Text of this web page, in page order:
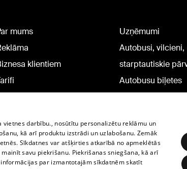
mums
klientiem
reklāma
lietošanas
Uzņēmumi
Autobusi, vilcieni,
starptautiskie
Autobusu biļetes
darbību., nosūtītu personalizētu reklāmu un
kā arī produktu izstrādi un uzlabošanu. Zemāk
Sīkdatnes var atšķirties atkarībā no apmeklētās
savu piekrišanu. Piekrišanas sniegšana, kā arī
par izmantotajām sīkdatnēm skatīt